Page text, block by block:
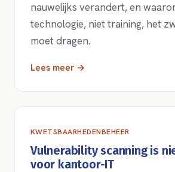
nauwelijks verandert, en
technologie, niet training, het
moet dragen.
Lees meer →
KWETSBAARHEDENBEHEER
Vulnerability scanning is
voor kantoor-IT